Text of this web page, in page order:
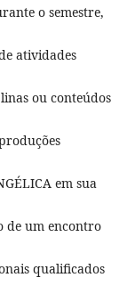
o semestre,
atividades
ou conteúdos
em sua
de um encontro
qualificados